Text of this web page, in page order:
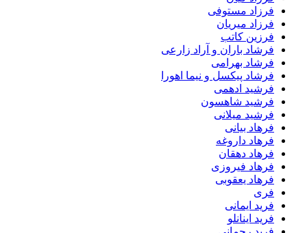
فرزاد مستوفی
فرزاد میریان
فرزین کاتب
فرشاد باران و آراد زارعی
فرشاد بهرامی
فرشاد پیکسل و نیما اهورا
فرشید ادهمی
فرشید شاهسون
فرشید میلانی
فرهاد بیانی
فرهاد داروغه
فرهاد دهقان
فرهاد فیروزی
فرهاد یعقوبی
فری
فرید ایمانی
فرید اینانلو